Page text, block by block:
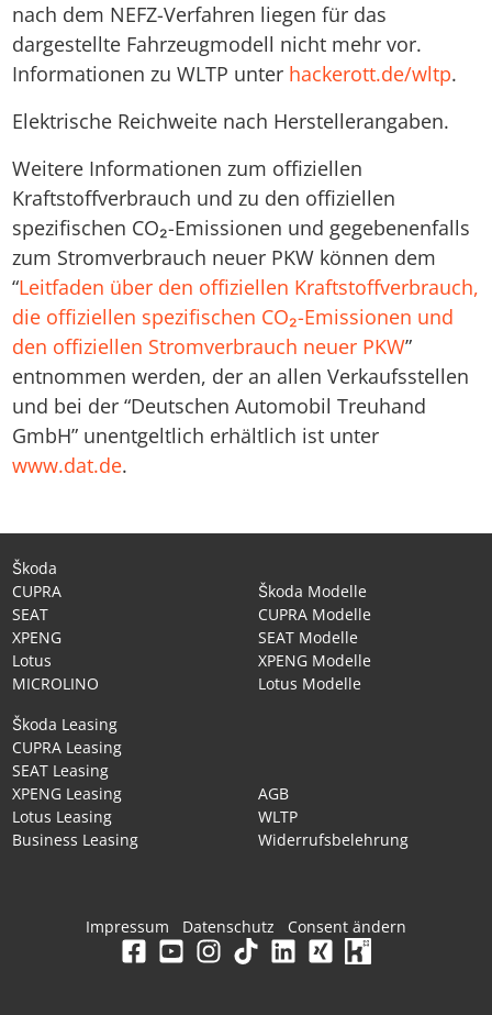
nach dem NEFZ-Verfahren liegen für das
dargestellte Fahrzeugmodell nicht mehr vor.
Informationen zu WLTP unter hackerott.de/wltp.
Elektrische Reichweite nach Herstellerangaben.
Weitere Informationen zum offiziellen
Kraftstoffverbrauch und zu den offiziellen
spezifischen CO₂-Emissionen und gegebenenfalls
zum Stromverbrauch neuer PKW können dem
“Leitfaden über den offiziellen Kraftstoffverbrauch,
die offiziellen spezifischen CO₂-Emissionen und
den offiziellen Stromverbrauch neuer PKW”
entnommen werden, der an allen Verkaufsstellen
und bei der “Deutschen Automobil Treuhand
GmbH” unentgeltlich erhältlich ist unter
www.dat.de.
Škoda
CUPRA
SEAT
XPENG
Lotus
MICROLINO
Škoda Modelle
CUPRA Modelle
SEAT Modelle
XPENG Modelle
Lotus Modelle
Škoda Leasing
CUPRA Leasing
SEAT Leasing
XPENG Leasing
Lotus Leasing
Business Leasing
AGB
WLTP
Widerrufsbelehrung
Impressum Datenschutz Consent ändern